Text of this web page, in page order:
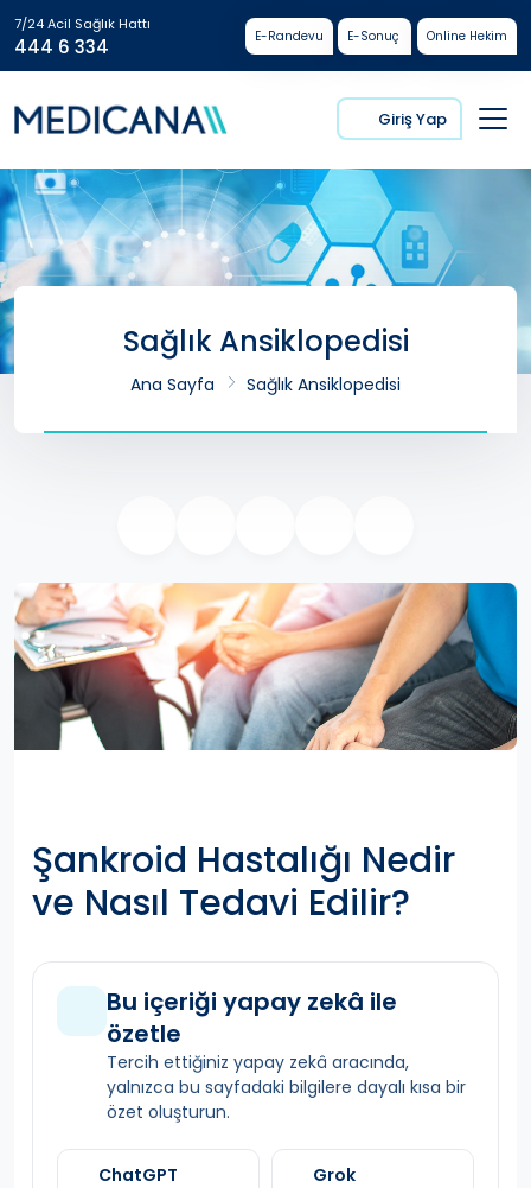
7/24 Acil Sağlık Hattı
444 6 334 E-Randevu E-Sonuç Online Hekim
Giriş Yap
Sağlık Ansiklopedisi
Ana Sayfa Sağlık Ansiklopedisi
Şankroid Hastalığı Nedir
ve Nasıl Tedavi Edilir?
Bu içeriği yapay zekâ ile
özetle
Tercih ettiğiniz yapay zekâ aracında,
yalnızca bu sayfadaki bilgilere dayalı kısa bir
özet oluşturun.
ChatGPT Grok